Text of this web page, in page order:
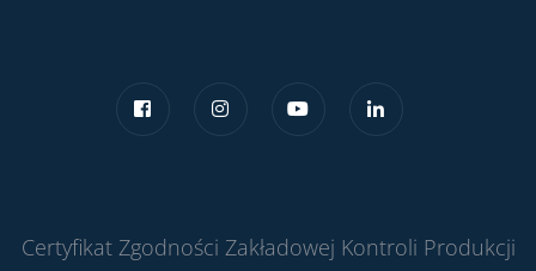
Certyfikat Zgodności Zakładowej Kontroli Produkcji